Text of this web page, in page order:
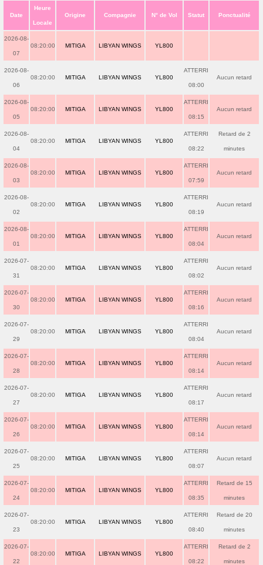
Date
Heure
Locale
Origine Compagnie N° de Vol Statut Ponctualité
2026-08-
07
08:20:00 MITIGA LIBYAN WINGS YL800
2026-08-
06
08:20:00 MITIGA LIBYAN WINGS YL800
ATTERRI
08:00
Aucun retard
2026-08-
05
08:20:00 MITIGA LIBYAN WINGS YL800
ATTERRI
08:15
Aucun retard
2026-08-
04
08:20:00 MITIGA LIBYAN WINGS YL800
ATTERRI
08:22
Retard de 2
minutes
2026-08-
03
08:20:00 MITIGA LIBYAN WINGS YL800
ATTERRI
07:59
Aucun retard
2026-08-
02
08:20:00 MITIGA LIBYAN WINGS YL800
ATTERRI
08:19
Aucun retard
2026-08-
01
08:20:00 MITIGA LIBYAN WINGS YL800
ATTERRI
08:04
Aucun retard
2026-07-
31
08:20:00 MITIGA LIBYAN WINGS YL800
ATTERRI
08:02
Aucun retard
2026-07-
30
08:20:00 MITIGA LIBYAN WINGS YL800
ATTERRI
08:16
Aucun retard
2026-07-
29
08:20:00 MITIGA LIBYAN WINGS YL800
ATTERRI
08:04
Aucun retard
2026-07-
28
08:20:00 MITIGA LIBYAN WINGS YL800
ATTERRI
08:14
Aucun retard
2026-07-
27
08:20:00 MITIGA LIBYAN WINGS YL800
ATTERRI
08:17
Aucun retard
2026-07-
26
08:20:00 MITIGA LIBYAN WINGS YL800
ATTERRI
08:14
Aucun retard
2026-07-
25
08:20:00 MITIGA LIBYAN WINGS YL800
ATTERRI
08:07
Aucun retard
2026-07-
24
08:20:00 MITIGA LIBYAN WINGS YL800
ATTERRI
08:35
Retard de 15
minutes
2026-07-
23
08:20:00 MITIGA LIBYAN WINGS YL800
ATTERRI
08:40
Retard de 20
minutes
2026-07-
22
08:20:00 MITIGA LIBYAN WINGS YL800
ATTERRI
08:22
Retard de 2
minutes